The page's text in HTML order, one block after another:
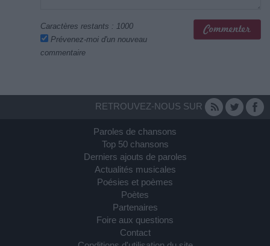
Caractères restants : 1000
Prévenez-moi d'un nouveau
commentaire
RETROUVEZ-NOUS SUR
Paroles de chansons
Top 50 chansons
Derniers ajouts de paroles
Actualités musicales
Poésies et poèmes
Poètes
Partenaires
Foire aux questions
Contact